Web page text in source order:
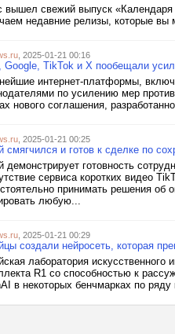
вышел свежий выпуск «Календаря
недавние релизы, которые вы
, 2025-01-21 00:16
Google, TikTok и X пообещали
интернет-платформы,
по усилению мер
нового соглашения,
, 2025-01-21 00:25
смягчился и готов к сделке по
демонстрирует готовность
сервиса коротких видео
принимать решения об
любую...
, 2025-01-21 00:29
создали нейросеть, которая
лаборатория
R1 со способностью к
в некоторых бенчмарках по